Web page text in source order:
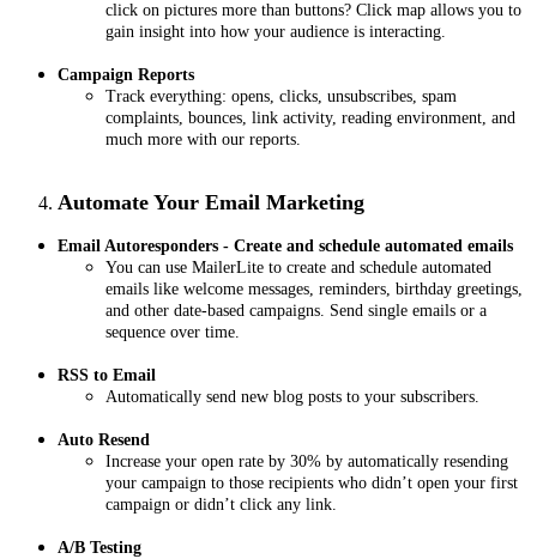
click on pictures more than buttons? Click map allows you to
gain insight into how your audience is interacting.
Campaign Reports
Track everything: opens, clicks, unsubscribes, spam
complaints, bounces, link activity, reading environment, and
much more with our reports.
Automate Your Email Marketing
Email Autoresponders - Create and schedule automated emails
You can use MailerLite to create and schedule automated
emails like welcome messages, reminders, birthday greetings,
and other date-based campaigns. Send single emails or a
sequence over time.
RSS to Email
Automatically send new blog posts to your subscribers.
Auto Resend
Increase your open rate by 30% by automatically resending
your campaign to those recipients who didn’t open your first
campaign or didn’t click any link.
A/B Testing